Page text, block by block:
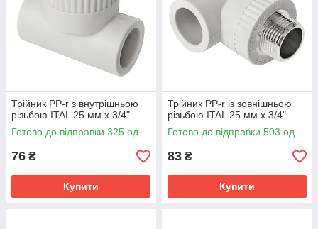
Трійник PP-r з внутрішньою
різьбою ITAL 25 мм х 3/4"
Готово до відправки 325 од.
76 ₴
Купити
Трійник PP-r із зовнішньою
різьбою ITAL 25 мм х 3/4"
Готово до відправки 503 од.
83 ₴
Купити